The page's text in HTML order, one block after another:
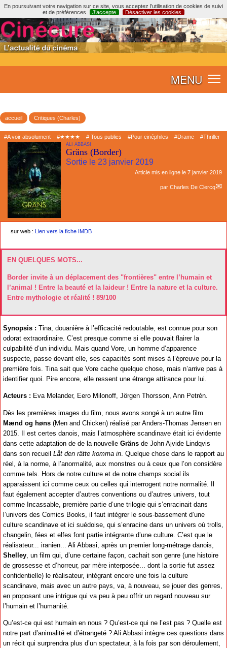
En poursuivant votre navigation sur ce site, vous acceptez l’utilisation de cookies de suivi
et de préférences
J’accepte Désactiver les cookies
MENU
accueil Critiques (Charles)
#A voir absolument #★★★★ # Tous publics #Pour cinéphiles #Drame #Thriller
ALI ABBASI
Gräns (Border)
Sortie le 23 janvier 2019
Article mis en ligne le 7 janvier 2019
par Charles De Clercq
EN QUELQUES MOTS...
Border invite à un déplacement des "frontières" entre l’humain et
l’animal ! Entre la beauté et la laideur ! Entre la nature et la culture.
Entre mythologie et réalité ! 89/100
sur web : Lien vers la fiche IMDB
Synopsis : Tina, douanière à l’efficacité redoutable, est connue pour son
odorat extraordinaire. C’est presque comme si elle pouvait flairer la
culpabilité d’un individu. Mais quand Vore, un homme d’apparence
suspecte, passe devant elle, ses capacités sont mises à l’épreuve pour la
première fois. Tina sait que Vore cache quelque chose, mais n’arrive pas à
identifier quoi. Pire encore, elle ressent une étrange attirance pour lui.
Acteurs : Eva Melander, Eero Milonoff, Jörgen Thorsson, Ann Petrén.
Dès les premières images du film, nous avons songé à un autre film
Mænd og høns (Men and Chicken) réalisé par Anders-Thomas Jensen en
2015. Il est certes danois, mais l’atmosphère scandinave était ici évidente
dans cette adaptation de de la nouvelle Gräns de John Ajvide Lindqvis
dans son recueil Låt den rätte komma in . Quelque chose dans le rapport au
réel, à la norme, à l’anormalité, aux monstres ou à ceux que l’on considère
comme tels. Hors de notre culture et de notre champs social ils
apparaissent ici comme ceux ou celles qui interrogent notre normalité. Il
faut également accepter d’autres conventions ou d’autres univers, tout
comme Incassable, première partie d’une trilogie qui s’enracinait dans
l’univers des Comics Books, il faut intégrer le sous-bassement d’une
culture scandinave et ici suédoise, qui s’enracine dans un univers où trolls,
changelin, fées et elfes font partie intégrante d’une culture. C’est que le
réalisateur... iranien... Ali Abbasi, après un premier long-métrage danois,
Shelley , un film qui, d’une certaine façon, cachait son genre (une histoire
de grossesse et d’horreur, par mère interposée... dont la sortie fut assez
confidentielle) le réalisateur, intégrant encore une fois la culture
scandinave, mais avec un autre pays, va, à nouveau, se jouer des genres,
en proposant une intrigue qui va peu à peu offrir un regard nouveau sur
l’humain et l’humanité.
Qu’est-ce qui est humain en nous ? Qu’est-ce qui ne l’est pas ? Quelle est
notre part d’animalité et d’étrangeté ? Ali Abbasi intègre ces questions dans
un récit qui surprendra plus d’un spectateur, à la fois par son déroulement,